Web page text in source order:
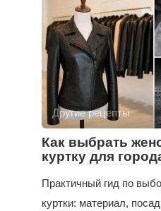
Другие рецепты
Как выбрать
куртку для
Практичный гид по
куртки: материал,